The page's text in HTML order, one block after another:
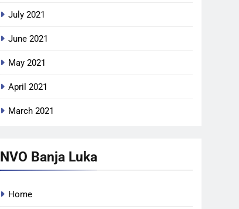
July 2021
June 2021
May 2021
April 2021
March 2021
NVO Banja Luka
Home